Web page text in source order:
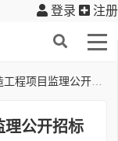
登录 注册
监理公开招标中标结果公示
理公开招标